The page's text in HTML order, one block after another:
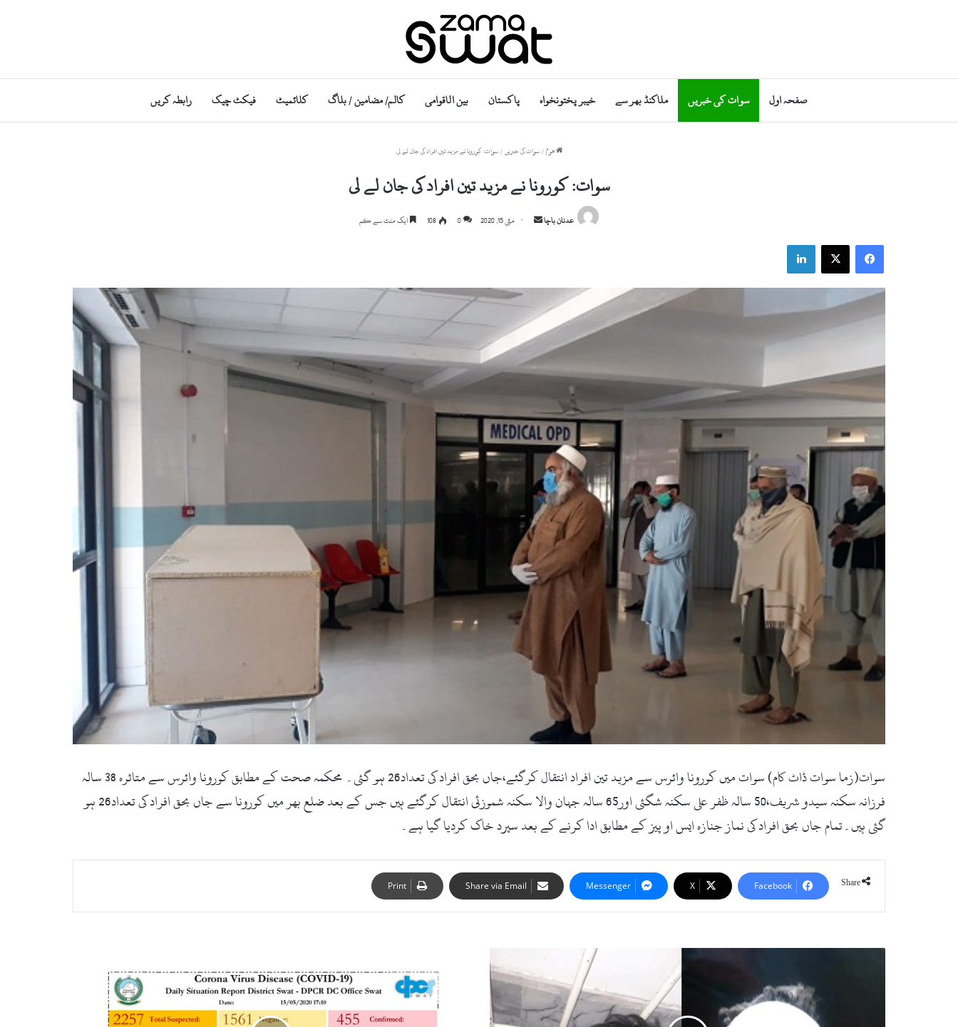
صفحہ اول سوات کی خبریں ملاکنڈ بھر سے خیبر پختونخواہ پاکستان بین الاقوامی کالم/ مضامین / بلاگ کلائمیٹ فیکٹ چیک رابطہ کریں
ھوم / سوات کی خبریں / سوات: کورونا نے مزید تین افراد کی جان لے لی
سوات: کورونا نے مزید تین افراد کی جان لے لی
عدنان باچا
Send مئی 15, 2020 0
108 ایک منٹ سے کم
Facebook
X
LinkedIn
سوات(زما سوات ڈاٹ کام) سوات میں کورونا وائرس سے مزید تین افراد انتقال کرگئے،جاں بحق افراد کی تعداد26 ہو گئی۔ محکمہ صحت کے مطابق کورونا وائرس سے متاثرہ 38 سالہ
فرزانہ سکنہ سیدو شریف،50 سالہ ظفر علی سکنہ شگئی اور65 سالہ جہان والا سکنہ شموزئی انتقال کرگئے ہیں جس کے بعد ضلع بھر میں کورونا سے جاں بحق افراد کی تعداد26 ہو
گئی ہیں۔تمام جاں بحق افراد کی نماز جنازہ ایس او پیز کے مطابق ادا کرنے کے بعد سپرد خاک کردیا گیا ہے۔
Share
Facebook
X
Messenger
Share via Email
Print
کالام،اتروڑ
مزید25
شکار،22